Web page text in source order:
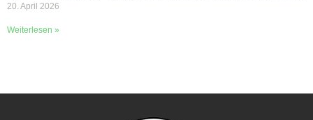
20. April 2026
Weiterlesen »